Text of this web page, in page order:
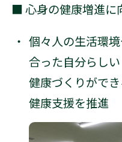
■ 心身の健康増進に
個々人の生活環
合った自分らしい
健康づくりがで
健康支援を推進